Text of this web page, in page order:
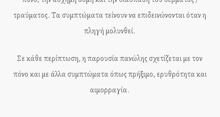
τραύματος. Τα συμπτώματα τείνουν να επιδεινώνονται όταν η
πληγή μολυνθεί.
Σε κάθε περίπτωση, η παρουσία πανώλης σχετίζεται με τον
πόνο και με άλλα συμπτώματα όπως πρήξιμο, ερυθρότητα και
αιμορραγία.